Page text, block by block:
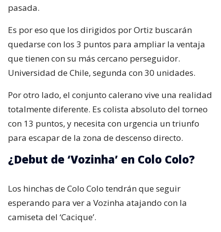
pasada.
Es por eso que los dirigidos por Ortiz buscarán
quedarse con los 3 puntos para ampliar la ventaja
que tienen con su más cercano perseguidor.
Universidad de Chile, segunda con 30 unidades.
Por otro lado, el conjunto calerano vive una realidad
totalmente diferente. Es colista absoluto del torneo
con 13 puntos, y necesita con urgencia un triunfo
para escapar de la zona de descenso directo.
¿Debut de ‘Vozinha’ en Colo Colo?
Los hinchas de Colo Colo tendrán que seguir
esperando para ver a Vozinha atajando con la
camiseta del ‘Cacique’.